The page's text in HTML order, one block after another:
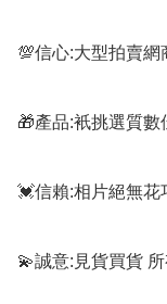
💯信心:大型拍賣網
🎁產品:衹挑選質
💓信賴:相片絕無花
💫誠意:見貨買貨